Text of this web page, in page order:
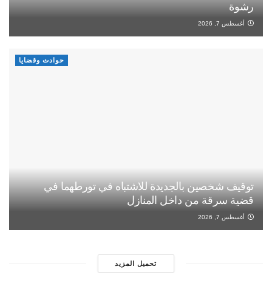
رشوة
أغسطس 7, 2026
حوادث وقضايا
توقيف شخصين بالجديدة للاشتباه في تورطهما في
قضية سرقة من داخل المنازل
أغسطس 7, 2026
تحميل المزيد